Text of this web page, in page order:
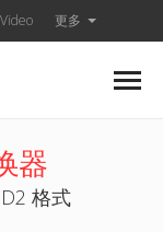
更多
器
格式